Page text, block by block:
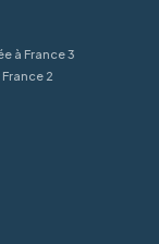
à France 3
2